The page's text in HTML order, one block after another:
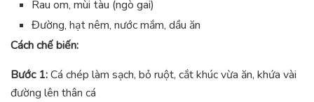
Rau om, mùi tàu (ngò gai)
Đường, hạt nêm, nước mắm, dầu ăn
Cách chế biến:
Bước 1:Cá chép làm sạch, bỏ ruột, cắt khúc vừa ăn, khứa vài
đường lên thân cá